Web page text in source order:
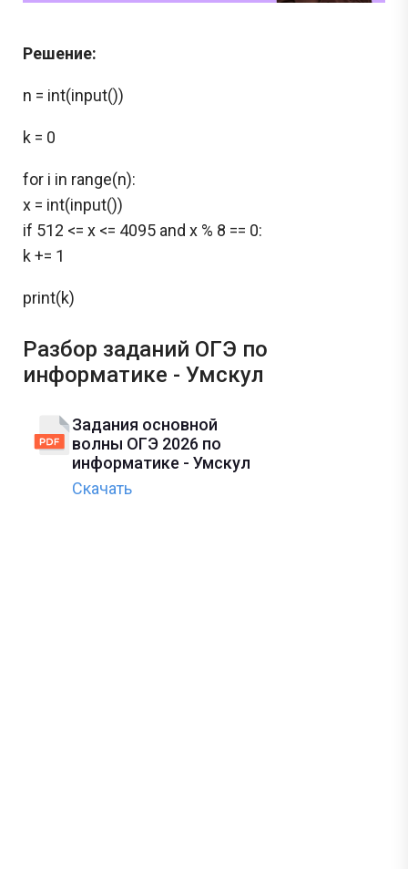
Решение:
n = int(input())
k = 0
for i in range(n):
x = int(input())
if 512 <= x <= 4095 and x % 8 == 0:
k += 1
print(k)
Разбор заданий ОГЭ по
информатике - Умскул
Задания основной
волны ОГЭ 2026 по
информатике - Умскул
Скачать